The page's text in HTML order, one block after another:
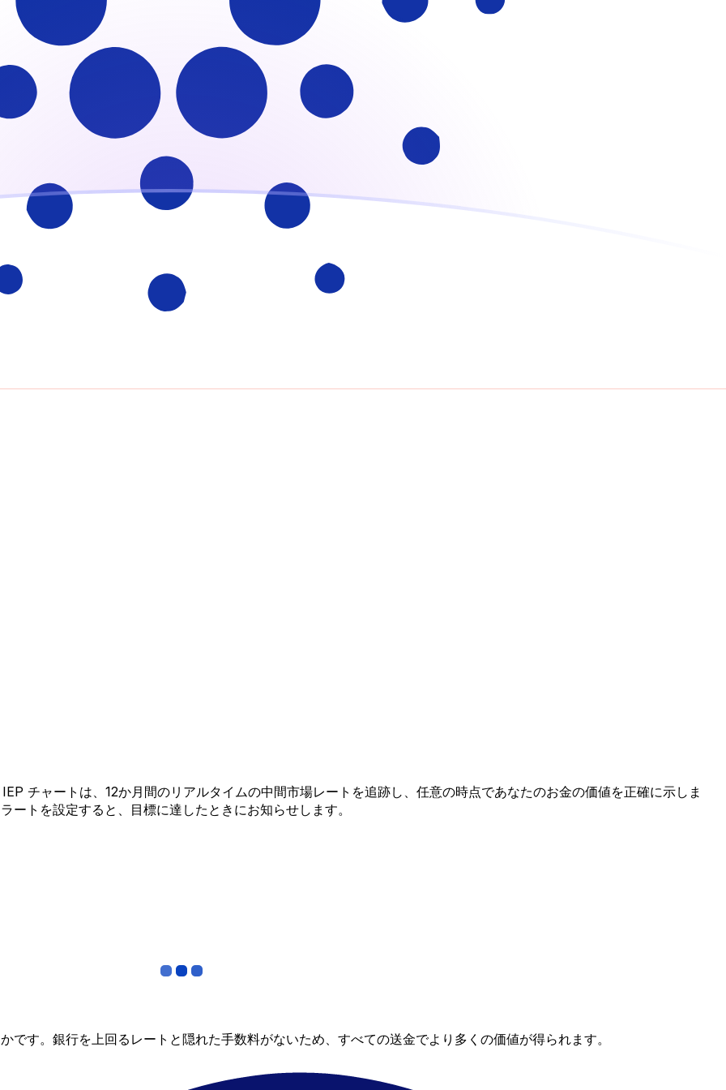
チャートは、12か月間のリアルタイムの中間市場レートを追跡し、任意の時点であなたのお金の価値を正確に示しま
トを設定すると、目標に達したときにお知らせします。
す。銀行を上回るレートと隠れた手数料がないため、すべての送金でより多くの価値が得られます。